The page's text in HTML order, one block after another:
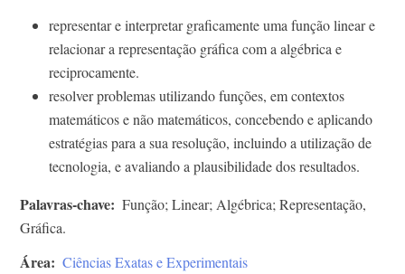
representar e interpretar graficamente uma função linear e
relacionar a representação gráfica com a algébrica e
reciprocamente.
resolver problemas utilizando funções, em contextos
matemáticos e não matemáticos, concebendo e aplicando
estratégias para a sua resolução, incluindo a utilização de
tecnologia, e avaliando a plausibilidade dos resultados.
Palavras-chave
Função; Linear; Algébrica; Representação,
Gráfica.
Área Ciências Exatas e Experimentais